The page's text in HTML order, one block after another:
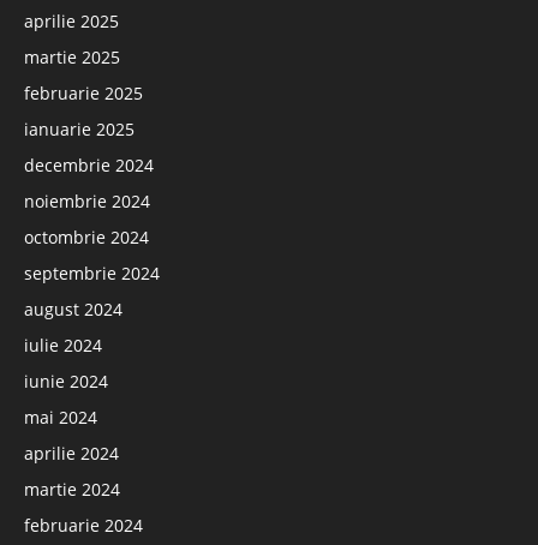
aprilie 2025
martie 2025
februarie 2025
ianuarie 2025
decembrie 2024
noiembrie 2024
octombrie 2024
septembrie 2024
august 2024
iulie 2024
iunie 2024
mai 2024
aprilie 2024
martie 2024
februarie 2024